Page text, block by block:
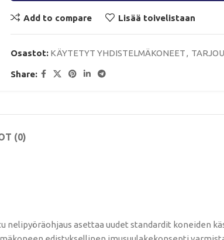
Add to compare Lisää toivelistaan
Osastot: KÄYTETYT YHDISTELMÄKONEET,
Share:
(0)
asettaa uudet standardit koneiden